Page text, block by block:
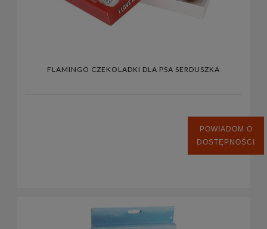
FLAMINGO CZEKOLADKI DLA PSA SERDUSZKA
POWIADOM O
DOSTĘPNOŚCI